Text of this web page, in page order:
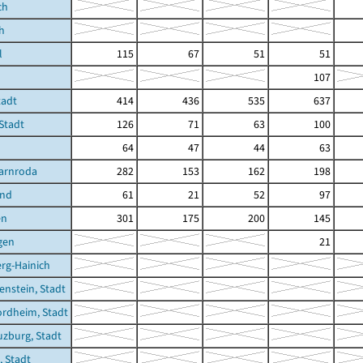
115 67 51
51
107
414 436 535
637
126 71 63
100
64
47 44
63
282 153 162
198
61 21 52
97
301 175 200
145
21
Hainich
Stadt
Stadt
Stadt
Stadt